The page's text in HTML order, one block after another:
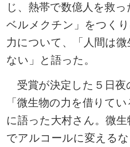
じ、熱帯で数億人を救っ
ベルメクチン」をつく
力について、「人間は
ない」と語った。
受賞が決定した５日夜
「微生物の力を借りて
に語った大村さん。微
でアルコールに変える